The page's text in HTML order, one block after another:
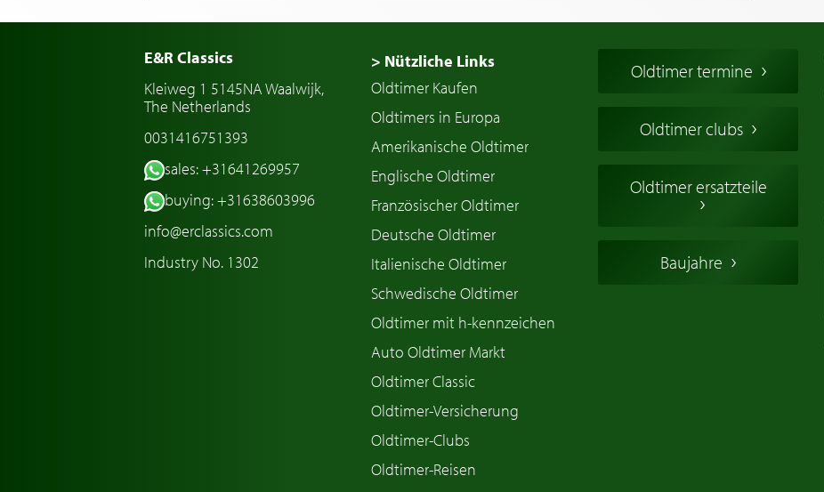
E&R Classics
Kleiweg 1 5145NA Waalwijk,
The Netherlands
0031416751393
sales: +31641269957
buying: +31638603996
info@erclassics.com
Industry No. 1302
> Nützliche Links
Oldtimer Kaufen
Oldtimers in Europa
Amerikanische Oldtimer
Englische Oldtimer
Französischer Oldtimer
Deutsche Oldtimer
Italienische Oldtimer
Schwedische Oldtimer
Oldtimer mit h-kennzeichen
Auto Oldtimer Markt
Oldtimer Classic
Oldtimer-Versicherung
Oldtimer-Clubs
Oldtimer-Reisen
Oldtimer termine
Oldtimer clubs
Oldtimer ersatzteile
Baujahre